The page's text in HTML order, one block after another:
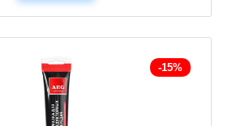
-15%